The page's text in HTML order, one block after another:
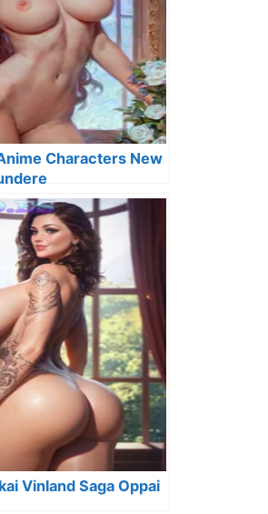
Characters New
Vinland Saga Oppai